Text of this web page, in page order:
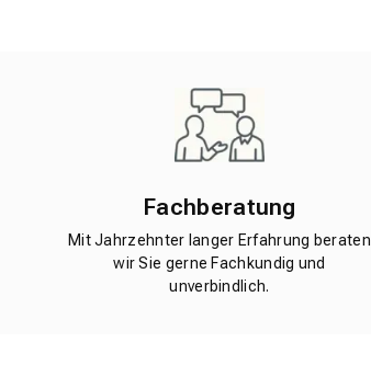
Fachberatung
Mit Jahrzehnter langer Erfahrung beraten
wir Sie gerne Fachkundig und
unverbindlich.